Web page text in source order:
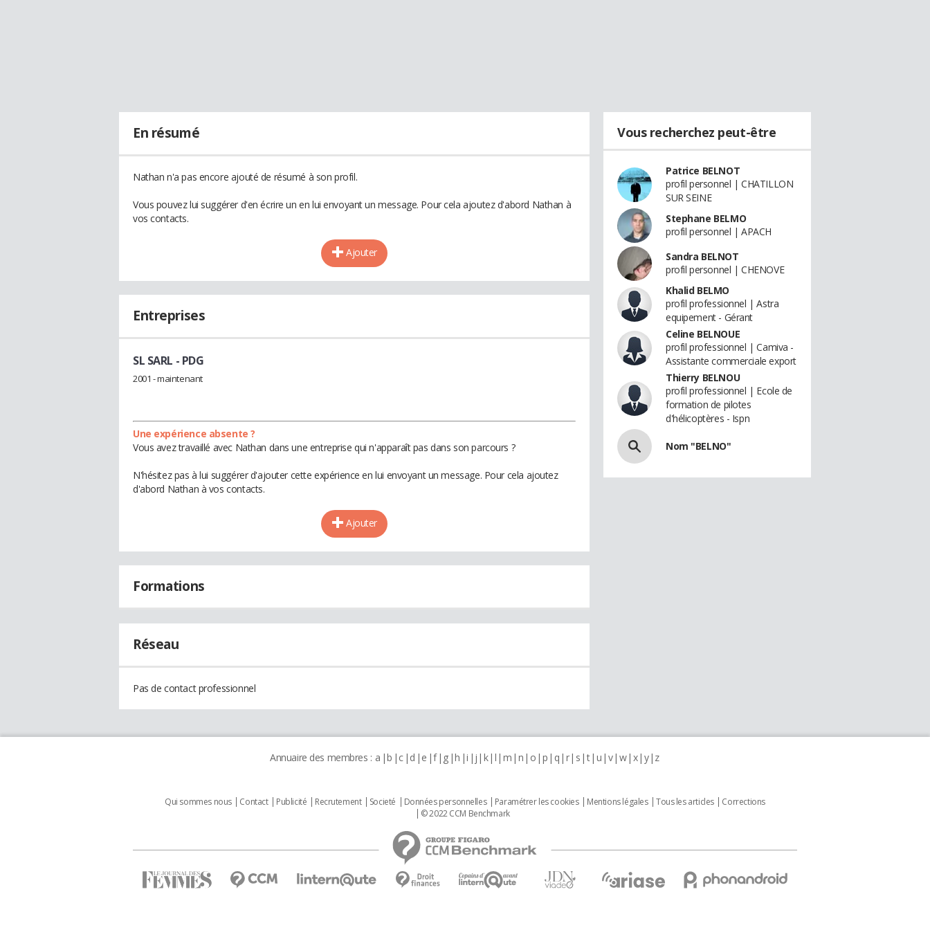
En résumé
Nathan n'a pas encore ajouté de résumé à son profil.
Vous pouvez lui suggérer d'en écrire un en lui envoyant un message. Pour cela ajoutez d'abord Nathan à
vos contacts.
Ajouter
Entreprises
SL SARL - PDG
2001 - maintenant
Une expérience absente ?
Vous avez travaillé avec Nathan dans une entreprise qui n'apparaît pas dans son parcours ?
N'hésitez pas à lui suggérer d'ajouter cette expérience en lui envoyant un message. Pour cela ajoutez
d'abord Nathan à vos contacts.
Ajouter
Formations
Réseau
Pas de contact professionnel
Vous recherchez peut-être
Patrice BELNOT
profil personnel | CHATILLON
SUR SEINE
Stephane BELMO
profil personnel | APACH
Sandra BELNOT
profil personnel | CHENOVE
Khalid BELMO
profil professionnel | Astra
equipement - Gérant
Celine BELNOUE
profil professionnel | Camiva -
Assistante commerciale export
Thierry BELNOU
profil professionnel | Ecole de
formation de pilotes
d'hélicoptères - Ispn
Nom "BELNO"
Annuaire des membres : a b c d e f g h i j k l m n o p q r s t u v w x y z
Qui sommes nous Contact Publicité Recrutement Societé Données personnelles Paramétrer les cookies Mentions légales Tous les articles
Corrections
© 2022 CCM Benchmark